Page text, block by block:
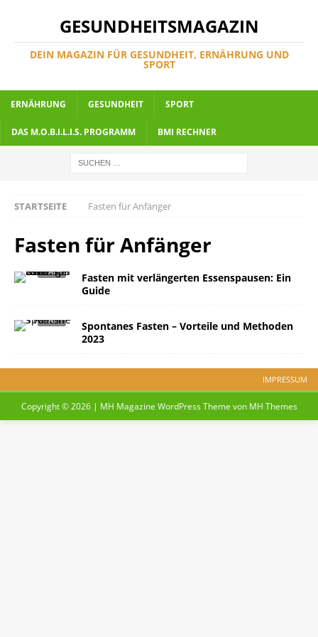
GESUNDHEITSMAGAZIN
DEIN MAGAZIN FÜR GESUNDHEIT, ERNÄHRUNG UND
SPORT
ERNÄHRUNG GESUNDHEIT SPORT
DAS M.O.B.I.L.I.S. PROGRAMM BMI RECHNER
STARTSEITE Fasten für Anfänger
Fasten für Anfänger
Fasten mit verlängerten Essenspausen: Ein
Guide
Spontanes Fasten – Vorteile und Methoden
2023
IMPRESSUM
Copyright © 2026 | MH Magazine WordPress Theme von MH Themes